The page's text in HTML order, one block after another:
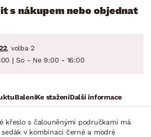
s nákupem nebo objednat
, volba 2
| So - Ne 9:00 - 16:00
BaleníKe staženíDalší informace
křeslo s čalouněnými područkami má
v kombinaci černé a modré